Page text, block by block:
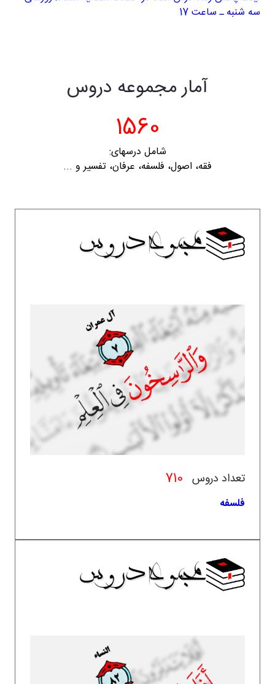
سه شنبه ـ ساعت 17
آمار مجموعه دروس
1560
شامل درسهای:
فقه، اصول، فلسفه، عرفان، تفسیر و ...
تعداد دروس 710
فلسفه